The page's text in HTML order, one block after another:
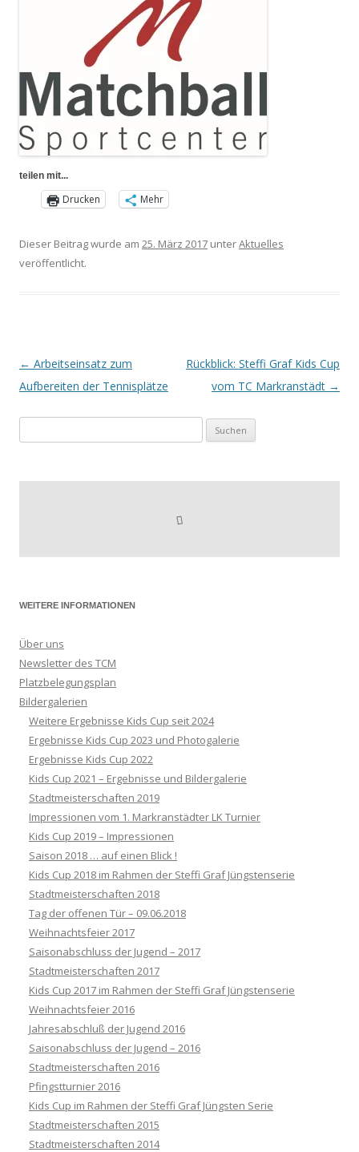
teilen mit...
Drucken Mehr
Dieser Beitrag wurde am 25. März 2017 unterAktuelles
veröffentlicht.
Beitragsnavigation
← Arbeitseinsatz zum
Aufbereiten der Tennisplätze
Rückblick: Steffi Graf Kids Cup
vom TC Markranstädt →
nach:
WEITERE INFORMATIONEN
Über uns
Newsletter des TCM
Platzbelegungsplan
Bildergalerien
Weitere Ergebnisse Kids Cup seit 2024
Ergebnisse Kids Cup 2023 und Photogalerie
Ergebnisse Kids Cup 2022
Kids Cup 2021 – Ergebnisse und Bildergalerie
Stadtmeisterschaften 2019
Impressionen vom 1. Markranstädter LK Turnier
Kids Cup 2019 – Impressionen
Saison 2018 … auf einen Blick !
Kids Cup 2018 im Rahmen der Steffi Graf Jüngstenserie
Stadtmeisterschaften 2018
Tag der offenen Tür – 09.06.2018
Weihnachtsfeier 2017
Saisonabschluss der Jugend – 2017
Stadtmeisterschaften 2017
Kids Cup 2017 im Rahmen der Steffi Graf Jüngstenserie
Weihnachtsfeier 2016
Jahresabschluß der Jugend 2016
Saisonabschluss der Jugend – 2016
Stadtmeisterschaften 2016
Pfingstturnier 2016
Kids Cup im Rahmen der Steffi Graf Jüngsten Serie
Stadtmeisterschaften 2015
Stadtmeisterschaften 2014